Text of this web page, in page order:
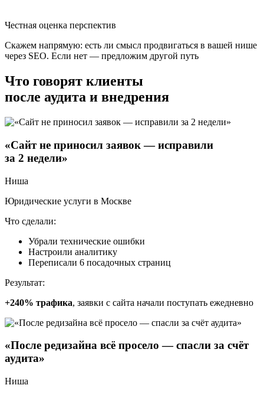
Честная оценка перспектив
Скажем напрямую: есть ли смысл продвигаться в вашей нише
через SEO. Если нет — предложим другой путь
Что говорят клиенты
после аудита и внедрения
«Сайт не приносил заявок — исправили
за 2 недели»
Ниша
Юридические услуги в Москве
Что сделали:
Убрали технические ошибки
Настроили аналитику
Переписали 6 посадочных страниц
Результат:
+240% трафика, заявки с сайта начали поступать ежедневно
«После редизайна всё просело — спасли за счёт
аудита»
Ниша